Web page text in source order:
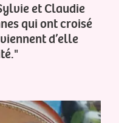
et Claudie
qui ont croisé
d’elle